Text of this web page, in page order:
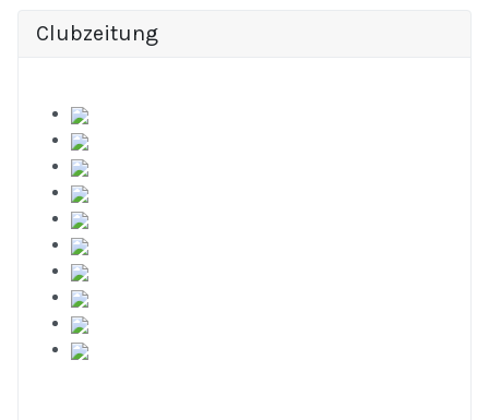
Clubzeitung